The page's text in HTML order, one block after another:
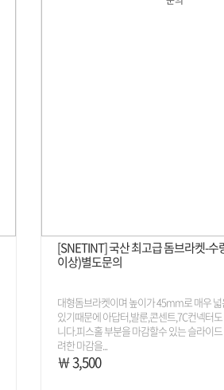
[SNETINT] 국산 최고급 돔브라켓-수
이상)별도문의
대형돔브라켓이며 높이가 45mm로 매우
있기때문에 아답터,발룬,콘센트,7C컨넥터
니다.피스홀 부분을 마감할수 있는 슬라이
려한 마감을...
￦ 3,500